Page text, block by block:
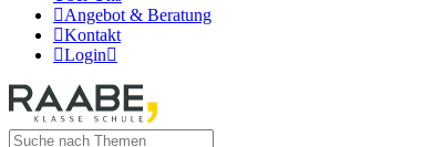
Angebot & Beratung
Kontakt
Login